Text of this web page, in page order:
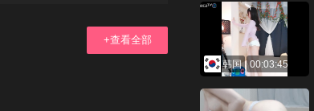
+查看全部
韩国 00:03:45